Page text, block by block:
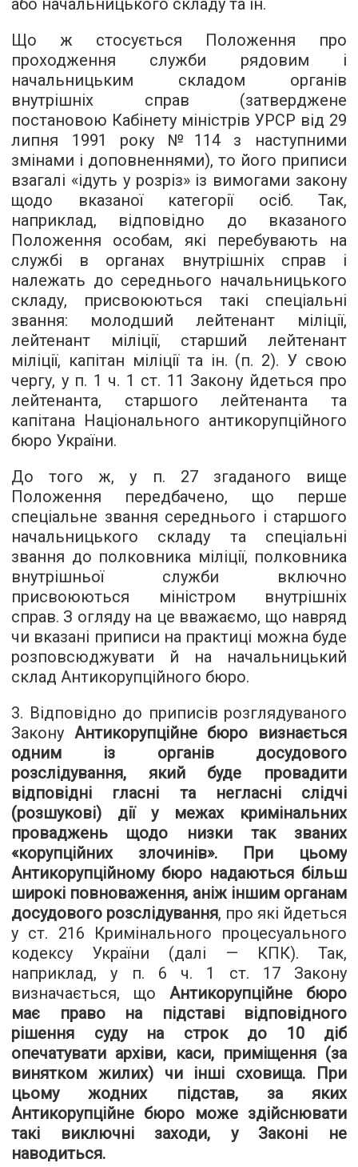
або начальницького складу та ін.
Що ж стосується Положення про
проходження служби рядовим і
начальницьким складом органів
внутрішніх справ (затверджене
постановою Кабінету міністрів УРСР від 29
липня 1991 року №114 з наступними
змінами і доповненнями), то його приписи
взагалі «ідуть у розріз» із вимогами закону
щодо вказаної категорії осіб. Так,
наприклад, відповідно до вказаного
Положення особам, які перебувають на
службі в органах внутрішніх справ і
належать до середнього начальницького
складу, присвоюються такі спеціальні
звання: молодший лейтенант міліції,
лейтенант міліції, старший лейтенант
міліції, капітан міліції та ін. (п. 2). У свою
чергу, у п. 1 ч. 1 ст. 11 Закону йдеться про
лейтенанта, старшого лейтенанта та
капітана Національного антикорупційного
бюро України.
До того ж, у п. 27 згаданого вище
Положення передбачено, що перше
спеціальне звання середнього і старшого
начальницького складу та спеціальні
звання до полковника міліції, полковника
внутрішньої служби включно
присвоюються міністром внутрішніх
справ. З огляду на це вважаємо, що навряд
чи вказані приписи на практиці можна буде
розповсюджувати й на начальницький
склад Антикорупційного бюро.
3. Відповідно до приписів розглядуваного
Закону Антикорупційне бюро визнається
одним із органів досудового
розслідування, який буде провадити
відповідні гласні та негласні слідчі
(розшукові) дії у межах кримінальних
проваджень щодо низки так званих
«корупційних злочинів». При цьому
Антикорупційному бюро надаються більш
широкі повноваження, аніж іншим органам
досудового розслідування, про які йдеться
у ст. 216 Кримінального процесуального
кодексу України (далі — КПК). Так,
наприклад, у п. 6 ч. 1 ст. 17 Закону
визначається, що Антикорупційне бюро
має право на підставі відповідного
рішення суду на строк до 10 діб
опечатувати архіви, каси, приміщення (за
винятком жилих) чи інші сховища. При
цьому жодних підстав, за яких
Антикорупційне бюро може здійснювати
такі виключні заходи, у Законі не
наводиться.